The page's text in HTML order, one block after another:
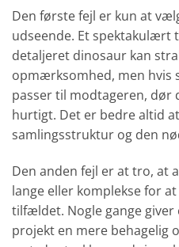
Den første fejl er kun at
udseende. Et spektakulært
detaljeret dinosaur kan
opmærksomhed, men hvis
passer til modtageren, dør
hurtigt. Det er bedre altid
samlingsstruktur og den
Den anden fejl er at tro, at
lange eller komplekse for
tilfældet. Nogle gange
projekt en mere behagelig